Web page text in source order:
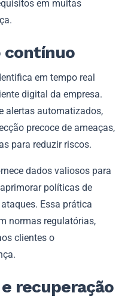
em muitas
contínuo
em tempo real
digital da empresa.
alertas automatizados,
precoce de ameaças,
para reduzir riscos.
dados valiosos para
políticas de
Essa prática
normas regulatórias,
clientes o
recuperação